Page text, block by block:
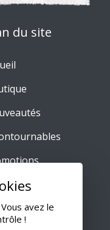
avez le
!
du site
ventes